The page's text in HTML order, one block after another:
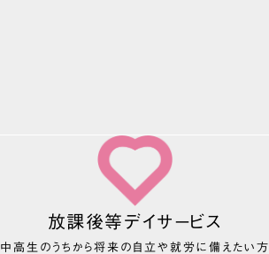
放課後等デイサービス
中高生のうちから将来の自立や就労に備えたい方